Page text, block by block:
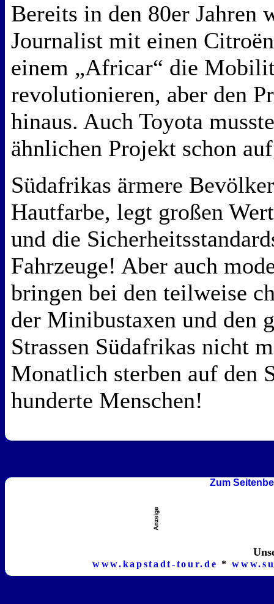
Bereits in den 80er Jahren
Journalist mit einen
einem „Africar“ die
revolutionieren, aber den
hinaus. Auch Toyota
ähnlichen Projekt schon
Südafrikas ärmere
Hautfarbe, legt großen
und die
Fahrzeuge! Aber auch
bringen bei den teilweise
der Minibustaxen und den
Strassen Südafrikas nicht
Monatlich sterben auf den
hunderte Menschen!
Zum
www.kapstadt-tour.de *